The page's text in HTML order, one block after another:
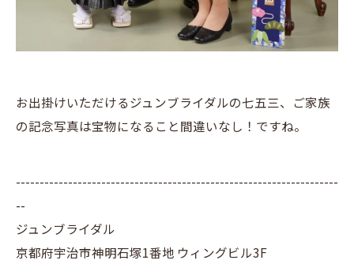
お出掛けいただけるジュンブライダルの七五三、ご家族
の記念写真は宝物になること間違いなし！ですね。
--------------------------------------------------------------------
--
ジュンブライダル
京都府宇治市神明石塚1番地 ウィングビル3F